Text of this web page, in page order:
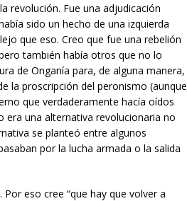
revolución. Fue una adjudicación
sido un hecho de una izquierda
que eso. Creo que fue una rebelión
también había otros que no lo
de Onganía para, de alguna manera,
la proscripción del peronismo (aunque
que verdaderamente hacía oídos
era una alternativa revolucionaria no
se planteó entre algunos
por la lucha armada o la salida
eso cree “que hay que volver a